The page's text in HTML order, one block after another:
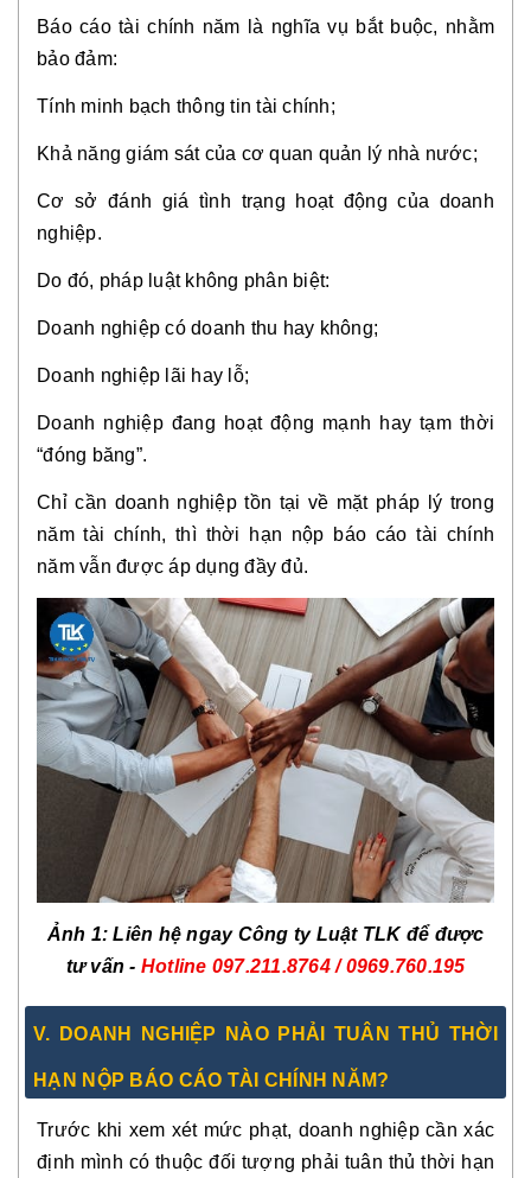
Báo cáo tài chính năm là nghĩa vụ bắt buộc, nhằm
bảo đảm:
Tính minh bạch thông tin tài chính;
Khả năng giám sát của cơ quan quản lý nhà nước;
Cơ sở đánh giá tình trạng hoạt động của doanh
nghiệp.
Do đó, pháp luật không phân biệt:
Doanh nghiệp có doanh thu hay không;
Doanh nghiệp lãi hay lỗ;
Doanh nghiệp đang hoạt động mạnh hay tạm thời
“đóng băng”.
Chỉ cần doanh nghiệp tồn tại về mặt pháp lý trong
năm tài chính, thì thời hạn nộp báo cáo tài chính
năm vẫn được áp dụng đầy đủ.
Ảnh 1: Liên hệ ngay Công ty Luật TLK để được
tư vấn - Hotline 097.211.8764 / 0969.760.195
V. DOANH NGHIỆP NÀO PHẢI TUÂN THỦ THỜI
HẠN NỘP BÁO CÁO TÀI CHÍNH NĂM?
Trước khi xem xét mức phạt, doanh nghiệp cần xác
định mình có thuộc đối tượng phải tuân thủ thời hạn